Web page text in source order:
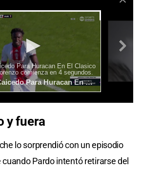
y fuera
lo sorprendió con un episodio
cuando Pardo intentó retirarse del